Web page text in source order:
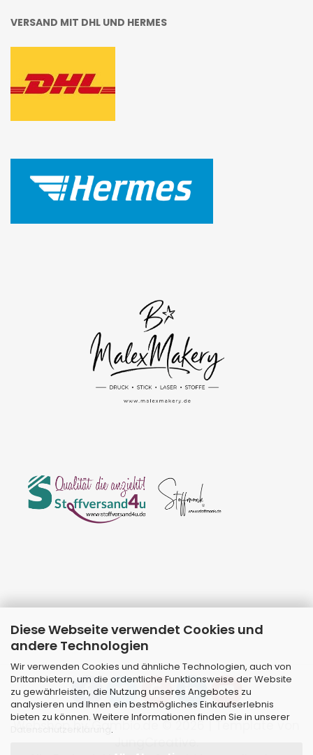
Diese Webseite verwendet Cookies und
andere Technologien
Wir verwenden Cookies und ähnliche Technologien, auch von
Drittanbietern, um die ordentliche Funktionsweise der Website
zu gewährleisten, die Nutzung unseres Angebotes zu
analysieren und Ihnen ein bestmögliches Einkaufserlebnis
bieten zu können. Weitere Informationen finden Sie in unserer
.
VERSAND MIT DHL UND HERMES
Webshopby Gambio.de © 2026 | Template von